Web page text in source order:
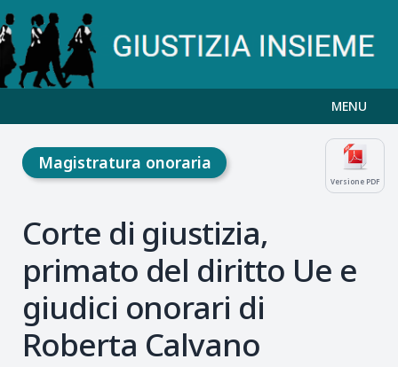
MENU
Versione PDF
Magistratura onoraria
Corte di giustizia,
primato del diritto Ue e
giudici onorari di
Roberta Calvano